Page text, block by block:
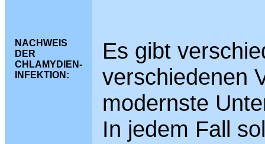
NACHWEIS
DER
CHLAMYDIEN-
INFEKTION:
Es gibt
verschiedenen
modernste
In jedem Fall